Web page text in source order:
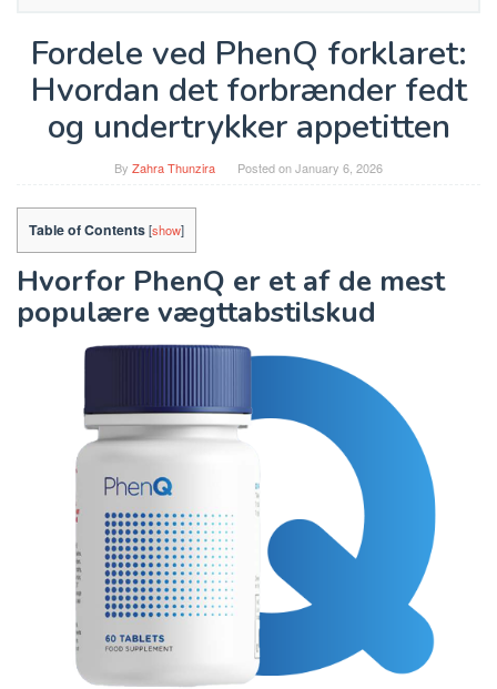
Fordele ved PhenQ forklaret:
Hvordan det forbrænder fedt
og undertrykker appetitten
By Zahra Thunzira Posted onJanuary 6, 2026
Table of Contents[show]
Hvorfor PhenQ er et af de mest
populære vægttabstilskud